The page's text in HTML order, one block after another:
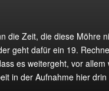
die Zeit, die diese Möhre
geht dafür ein 19.
es weitergeht, vor
in der Aufnahme hier drin